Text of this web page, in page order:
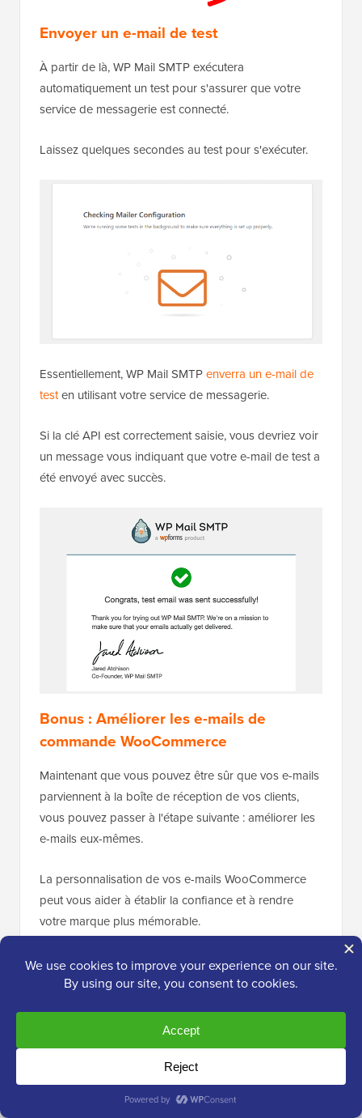
Envoyer un e-mail de test
À partir de là, WP Mail SMTP exécutera
automatiquement un test pour s'assurer que votre
service de messagerie est connecté.
Laissez quelques secondes au test pour s'exécuter.
Essentiellement, WP Mail SMTPenverra un e-mail de
testen utilisant votre service de messagerie.
Si la clé API est correctement saisie, vous devriez voir
un message vous indiquant que votre e-mail de test a
été envoyé avec succès.
Bonus : Améliorer les e-mails de
commande WooCommerce
Maintenant que vous pouvez être sûr que vos e-mails
parviennent à la boîte de réception de vos clients,
vous pouvez passer à l'étape suivante : améliorer les
e-mails eux-mêmes.
La personnalisation de vos e-mails WooCommerce
peut vous aider à établir la confiance et à rendre
votre marque plus mémorable.
Pour cela, nous recommandons FunnelKit
Automations. C'est l'un des meilleurs outils
personnaliser vos e-mails WooCommerce
pour qu'ils correspondent à votre marque. Cela aide
à établir la confiance avec vos clients et à accroître la